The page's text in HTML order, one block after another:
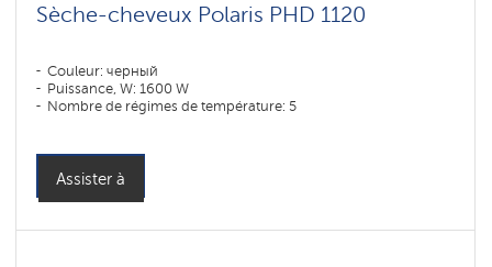
Sèche-cheveux Polaris PHD 1120
Couleur: черный
Puissance, W: 1600 W
Nombre de régimes de température: 5
Assister à